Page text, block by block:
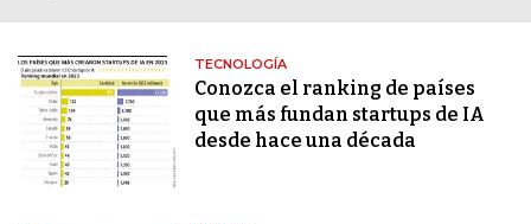
TECNOLOGÍA
Conozca el ranking de países
que más fundan startups de IA
desde hace una década